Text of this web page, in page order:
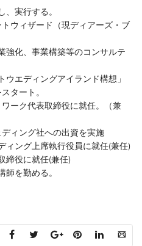
実行する。
ウィザード（現ディアーズ・ブ
強化、事業構築等のコンサルテ
エディングアイランド構想」
タート。
ーク代表取締役に就任。（兼
ィング社への出資を実施
ィング上席執行役員に就任(兼任)
締役に就任(兼任)
師を勤める。